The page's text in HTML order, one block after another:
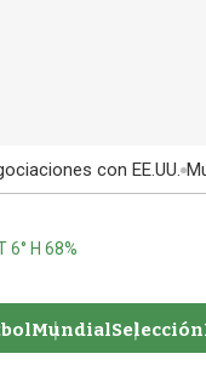
con EE.UU.
6° H 68%
MundialSelección